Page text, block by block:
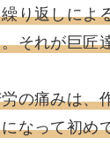
り返しによ
それが巨匠
の痛みは、
なって初め